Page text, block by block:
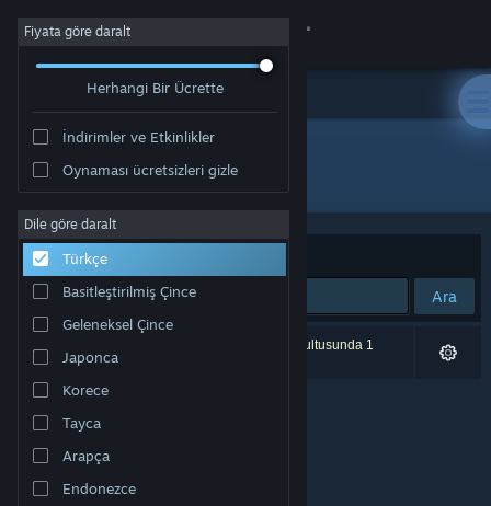
Giriş yap
Hakkında
Destek
Dili değiştir
Steam mobil uygulamasını yükle
Masaüstü internet sitesini görüntüle
Fiyata göre daralt
Herhangi Bir Ücrette
İndirimler ve Etkinlikler
Oynaması ücretsizleri gizle
Dile göre daralt
Türkçe
Basitleştirilmiş Çince
Geleneksel Çince
Japonca
Korece
Tayca
Arapça
Endonezce
Yayıncı: gurkenlabs
Sırala Uygunluk
Ara
0 sonuç aramanızla eşleşiyor. Tercihleriniz doğrultusunda 1
ürün dâhil edilmedi.